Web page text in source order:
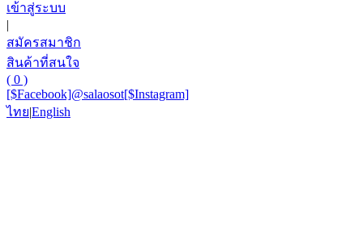
เข้าสู่ระบบ
|
สมัครสมาชิก
สินค้าที่สนใจ
( 0 )
[$Facebook]@salaosot[$Instagram]
ไทย|English